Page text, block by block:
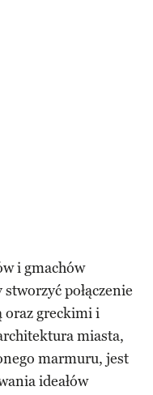
i gmachów
połączenie
oraz greckimi i
miasta,
marmuru, jest
ideałów